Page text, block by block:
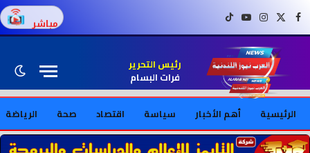
فيسبوكX (Twitter)
إنستغراميوتيوبتيك توك مباشر
رئيس التحرير
فرات البسام
الرئيسية أهم الأخبار سياسة اقتصاد صحة الرياضة